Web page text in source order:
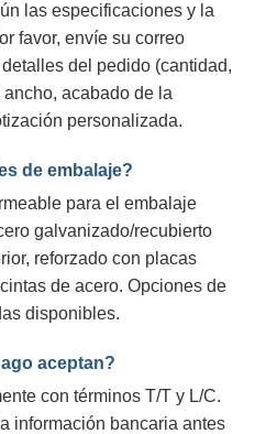
las especificaciones y la
favor, envíe su correo
del pedido (cantidad,
acabado de la
personalizada.
de embalaje?
para el embalaje
galvanizado/recubierto
reforzado con placas
de acero. Opciones de
disponibles.
aceptan?
con términos T/T y L/C.
información bancaria antes